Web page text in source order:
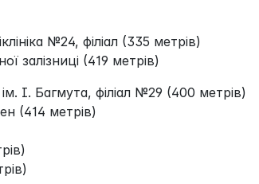
№24, філіал (335 метрів)
залізниці (419 метрів)
ім. І. Багмута, філіал №29 (400 метрів)
(414 метрів)